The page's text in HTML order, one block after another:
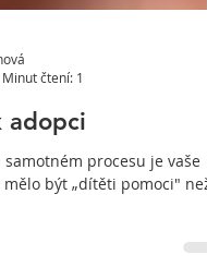
Minut čtení: 1
adopci
procesu je vaše